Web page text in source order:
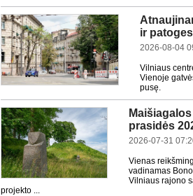
ir
2026-08-04
Vilniaus
Vienoje
pusę.
prasidės
2026-07-31
Vienas
vadinamas
Vilniaus rajono
projekto ...